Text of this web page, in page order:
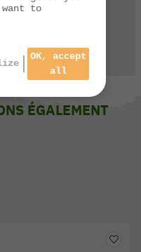
32
NOUS
ÉGALEMENT
to
OK, accept
all